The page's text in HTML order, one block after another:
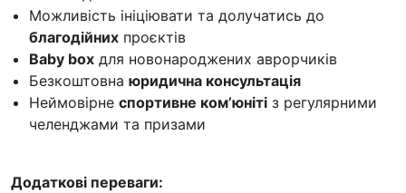
Можливість ініціювати та долучатись до
благодійних проєктів
Baby box для новонароджених аврорчиків
Безкоштовна юридична консультація
Неймовірне спортивне ком’юніті з регулярними
челенджами та призами
Додаткові переваги: